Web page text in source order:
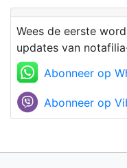
Wees de eerste
updates van
Abonneer op
Abonneer op